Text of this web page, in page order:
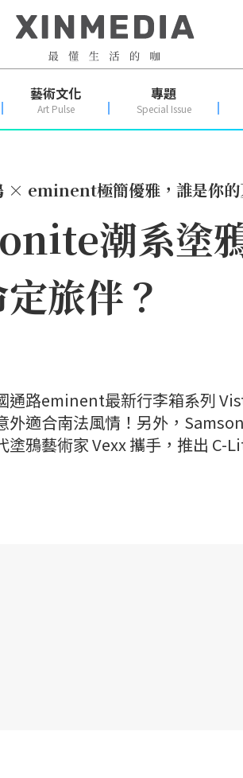
藝術文化
Art Pulse
專題
Special Issue
eminent極簡優雅，誰是你的
潮系
旅伴？
路eminent最新行李箱系列
外適合南法風情！另外，
鴉藝術家 Vexx 攜手，推出 C-